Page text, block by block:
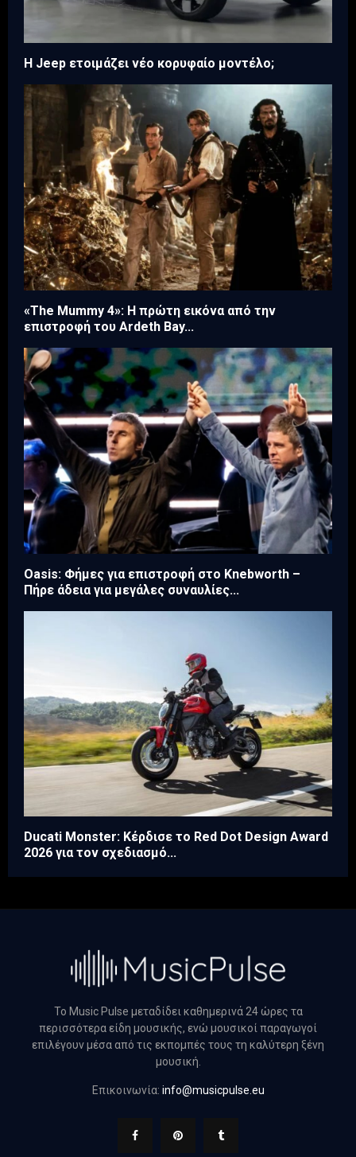
H Jeep ετοιμάζει νέο κορυφαίο μοντέλο;
«The Mummy 4»: Η πρώτη εικόνα από την
επιστροφή του Ardeth Bay...
Oasis: Φήμες για επιστροφή στο Knebworth –
Πήρε άδεια για μεγάλες συναυλίες...
Ducati Monster: Κέρδισε το Red Dot Design Award
2026 για τον σχεδιασμό...
Το Music Pulse μεταδίδει καθημερινά 24 ώρες τα
περισσότερα είδη μουσικής, ενώ μουσικοί παραγωγοί
επιλέγουν μέσα από τις εκπομπές τους τη καλύτερη ξένη
μουσική.
Επικοινωνία: info@musicpulse.eu